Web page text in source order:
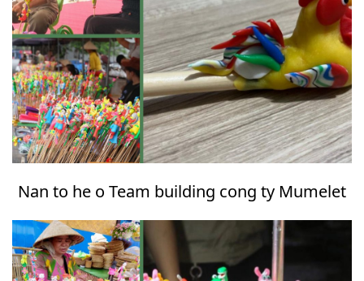
Nan to he o Team building cong ty Mumelet